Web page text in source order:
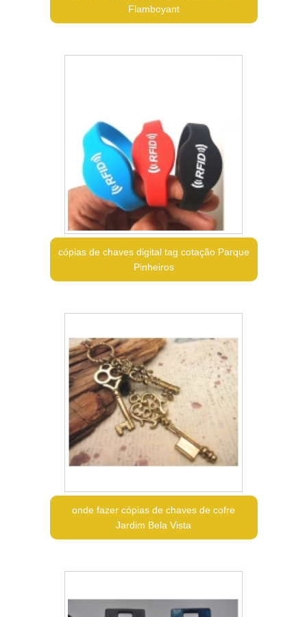
Flamboyant
cópias de chaves digital tag cotação Parque
Pinheiros
onde fazer cópias de chaves de cofre
Jardim Bela Vista